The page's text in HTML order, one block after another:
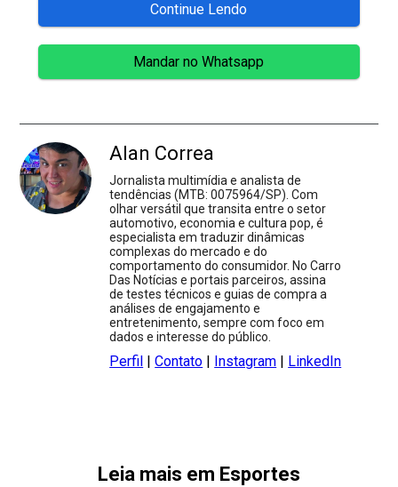
Continue Lendo
Mandar no Whatsapp
Alan Correa
Jornalista multimídia e analista de
tendências (MTB: 0075964/SP). Com
olhar versátil que transita entre o setor
automotivo, economia e cultura pop, é
especialista em traduzir dinâmicas
complexas do mercado e do
comportamento do consumidor. No Carro
Das Notícias e portais parceiros, assina
de testes técnicos e guias de compra a
análises de engajamento e
entretenimento, sempre com foco em
dados e interesse do público.
Perfil |Contato | Instagram | LinkedIn
Leia mais em Esportes